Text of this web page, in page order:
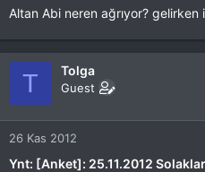
Altan Abi neren ağrıyor? gelirken
T Tolga
Guest
26 Kas 2012
Ynt: [Anket]: 25.11.2012